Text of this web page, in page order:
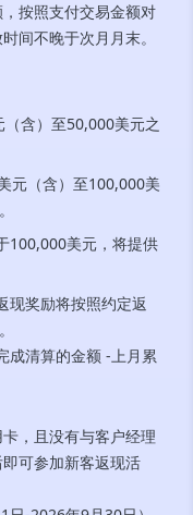
按照支付交易金额对
间不晚于次月月末。
含）至50,000美元之
元（含）至100,000美
100,000美元，将提供
现奖励将按照约定返
成清算的金额 -上月累
，且没有与客户经理
可参加新客返现活